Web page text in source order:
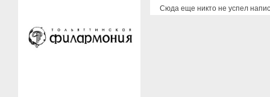
Сюда еще никто не успел